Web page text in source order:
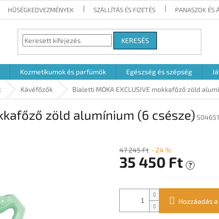
HŰSÉGKEDVEZMÉNYEK SZÁLLÍTÁS ÉS FIZETÉS PANASZOK ÉS
KERESÉS
Kozmetikumok és parfümök Egészség és szépség
Kávéfőzők Bialetti MOKA EXCLUSIVE mokkafőző zöld
zöld alumínium (6 csésze)
47 245 Ft –24 %
35 450 Ft ?
Hozzáadás